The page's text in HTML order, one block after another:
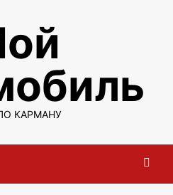
КАРМАНУ